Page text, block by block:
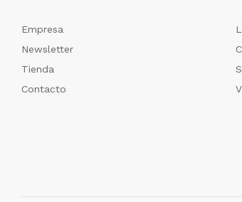
Empresa
Newsletter
Tienda
Contacto